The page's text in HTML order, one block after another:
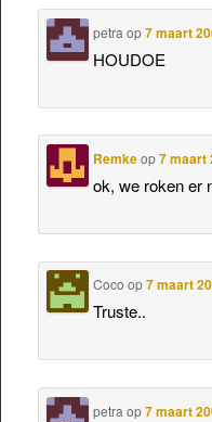
petra op7 maart
HOUDOE
Remkeop7 maart
ok, we roken er
Coco op7 maart
Truste..
petra op7 maart